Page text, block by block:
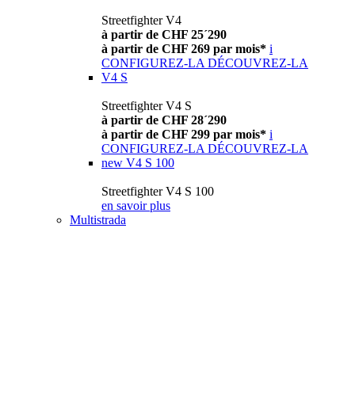
Streetfighter V4
à partir de CHF 25´290
à partir de CHF 269 par mois* i
CONFIGUREZ-LA DÉCOUVREZ-LA
V4 S
Streetfighter V4 S
à partir de CHF 28´290
à partir de CHF 299 par mois* i
CONFIGUREZ-LA DÉCOUVREZ-LA
new V4 S 100
Streetfighter V4 S 100
en savoir plus
Multistrada